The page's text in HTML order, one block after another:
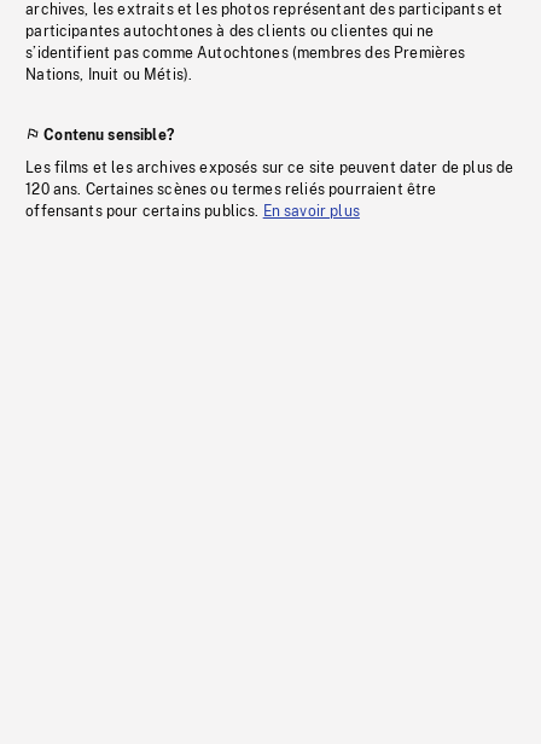
archives, les extraits et les photos représentant des participants et
participantes autochtones à des clients ou clientes qui ne
s’identifient pas comme Autochtones (membres des Premières
Nations, Inuit ou Métis).
Contenu sensible?
Les films et les archives exposés sur ce site peuvent dater de plus de
120 ans. Certaines scènes ou termes reliés pourraient être
offensants pour certains publics. En savoir plus